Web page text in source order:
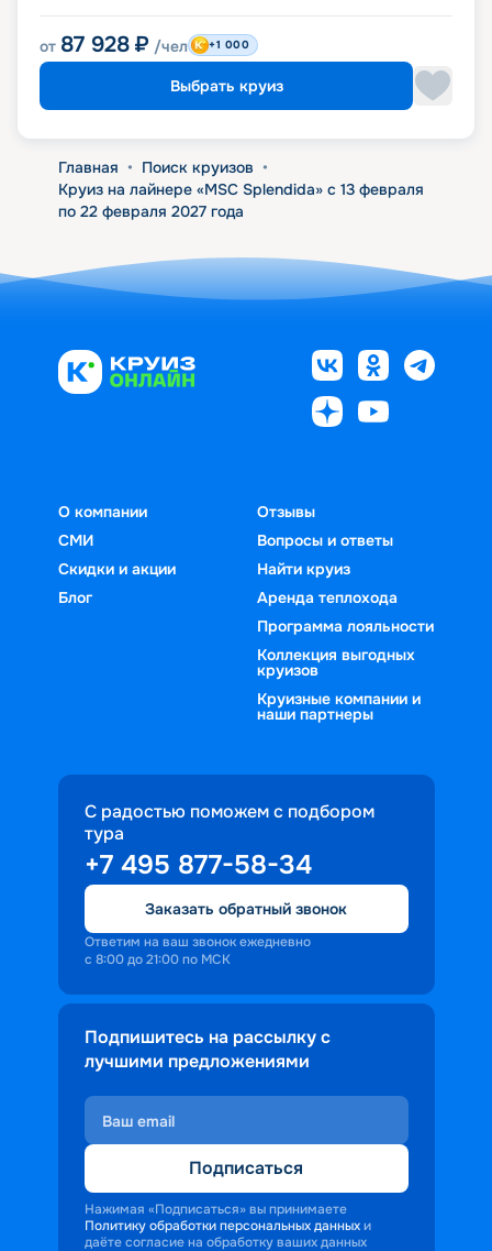
от 87 928 ₽ /чел +1 000
Выбрать круиз
Главная • Поиск круизов •
Круиз на лайнере «MSC Splendida» с 13 февраля
по 22 февраля 2027 года
О компании
СМИ
Скидки и акции
Блог
Отзывы
Вопросы и ответы
Найти круиз
Аренда теплохода
Программа лояльности
Коллекция выгодных
круизов
Круизные компании и
наши партнеры
С радостью поможем с подбором
тура
+7 495 877-58-34
Заказать обратный звонок
Ответим на ваш звонок ежедневно
с 8:00 до 21:00 по МСК
Подпишитесь на рассылку с
лучшими предложениями
Подписаться
Нажимая «Подписаться» вы принимаете
Политику обработки персональных данных и
даёте согласие на обработку ваших данных